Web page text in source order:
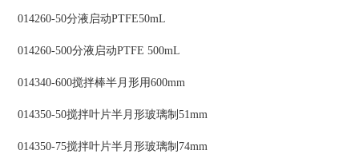
014260-50分液启动PTFE50mL
014260-500分液启动PTFE 500mL
014340-600搅拌棒半月形用600mm
014350-50搅拌叶片半月形玻璃制51mm
014350-75搅拌叶片半月形玻璃制74mm